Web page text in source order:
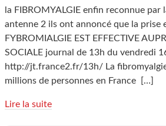
la FIBROMYALGIE enfin reconnue par
antenne 2 ils ont annoncé que la prise
FYBROMIALGIE EST EFFECTIVE
SOCIALE journal de 13h du vendredi
http://jt.france2.fr/13h/ La
millions de personnes en France
[…]
Lire la suite